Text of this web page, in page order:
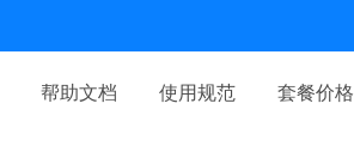
帮助文档 使用规范 套餐价格